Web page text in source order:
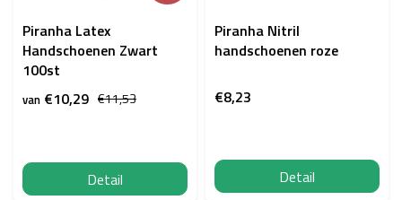
Piranha Latex
Handschoenen Zwart
100st
€11,53
van €10,29
Detail
Piranha Nitril
handschoenen roze
€8,23
Detail